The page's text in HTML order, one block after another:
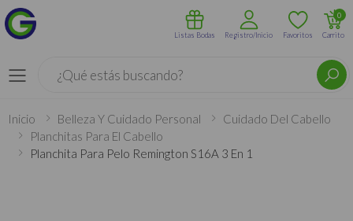
Menú
Listas Bodas Registro/Inicio Favoritos Carrito
0
Inicio Belleza Y Cuidado Personal
Cuidado Del Cabello
Planchitas Para El Cabello
Planchita Para Pelo Remington S16A 3 En 1